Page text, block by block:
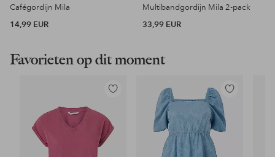
Cafégordijn Mila
14,99 EUR
Multibandgordijn Mila 2-pack
33,99 EUR
Favorieten op dit moment
Toevoegen
favorieten
Toevoegen
aan
favorieten